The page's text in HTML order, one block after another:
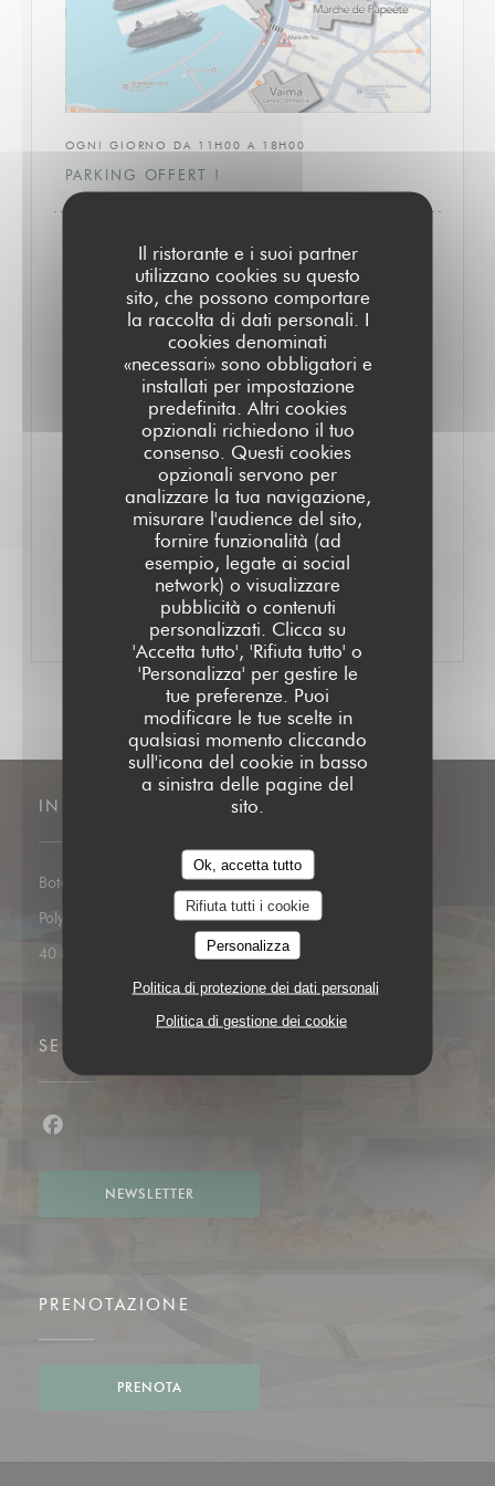
Il ristorante e i suoi partner
utilizzano cookies su questo
sito, che possono comportare
la raccolta di dati personali. I
cookies denominati
«necessari» sono obbligatori e
installati per impostazione
predefinita. Altri cookies
opzionali richiedono il tuo
consenso. Questi cookies
opzionali servono per
analizzare la tua navigazione,
misurare l'audience del sito,
fornire funzionalità (ad
esempio, legate ai social
network) o visualizzare
pubblicità o contenuti
personalizzati. Clicca su
'Accetta tutto', 'Rifiuta tutto' o
'Personalizza' per gestire le
tue preferenze. Puoi
modificare le tue scelte in
qualsiasi momento cliccando
sull'icona del cookie in basso
a sinistra delle pagine del
sito.
Ok, accetta tutto
Rifiuta tutti i cookie
Personalizza
Politica di protezione dei dati personali
Politica di gestione dei cookie
OGNI GIORNO DA 11H00 A 18H00
PARKING OFFERT !
OGNI GIORNO DA 11H00 A 16H00
AFTERNOON TEA
PREZZO : CFPF 4,900
INDIRIZZO
Botanica, 119 Bd de la Reine Pomare IV, Papeete 98713,
Polynésie française 98713 Papeete((apre una nuova finestra))
40 81 28 28
SEGUICI
NEWSLETTER
PRENOTAZIONE
PRENOTA